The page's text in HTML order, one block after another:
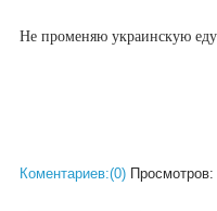
Не променяю украинскую
Коментариев:(0) Просмотров: